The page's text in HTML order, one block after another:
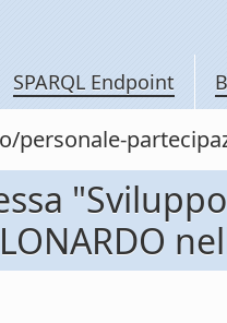
SPARQL Endpoint